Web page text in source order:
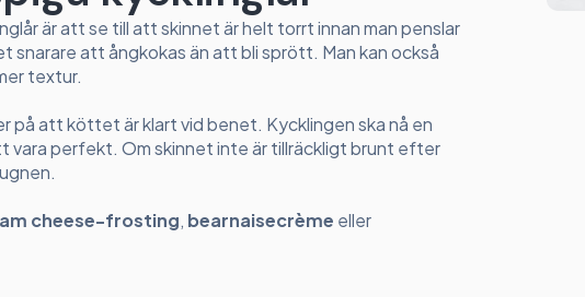
är att se till att skinnet är helt torrt innan man penslar
snarare att ångkokas än att bli sprött. Man kan också
textur.
på att köttet är klart vid benet. Kycklingen ska nå en
perfekt. Om skinnet inte är tillräckligt brunt efter
cheese-frosting, bearnaisecrème eller